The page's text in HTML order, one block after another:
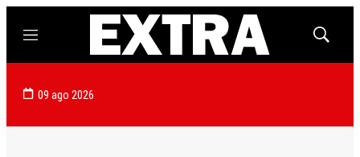
Menú
Mostrar
09 ago 2026